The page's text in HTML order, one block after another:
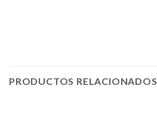
PRODUCTOS RELACIONADOS